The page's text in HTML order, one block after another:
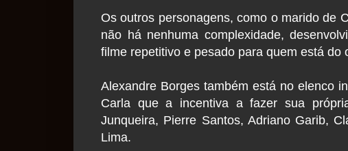
Os outros personagens, como o marido de
não há nenhuma complexidade,
filme repetitivo e pesado para quem está do
Alexandre Borges também está no elenco
Carla que a incentiva a fazer sua
Junqueira, Pierre Santos, Adriano Garib,
Lima.